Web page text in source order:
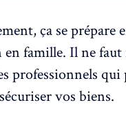
ça se
famille. Il ne
professionnels
vos biens.